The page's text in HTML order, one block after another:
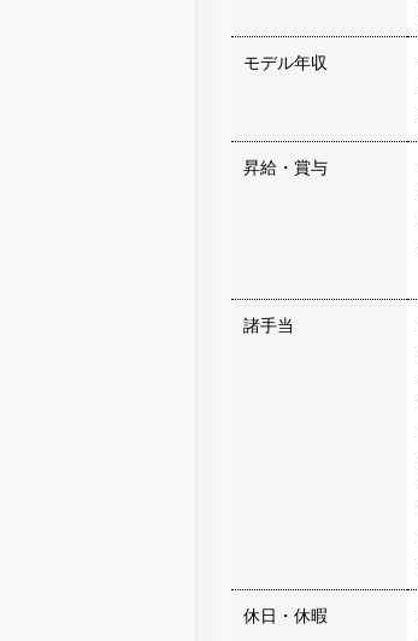
モデル年収
昇給・賞与
諸手当
休日・休暇